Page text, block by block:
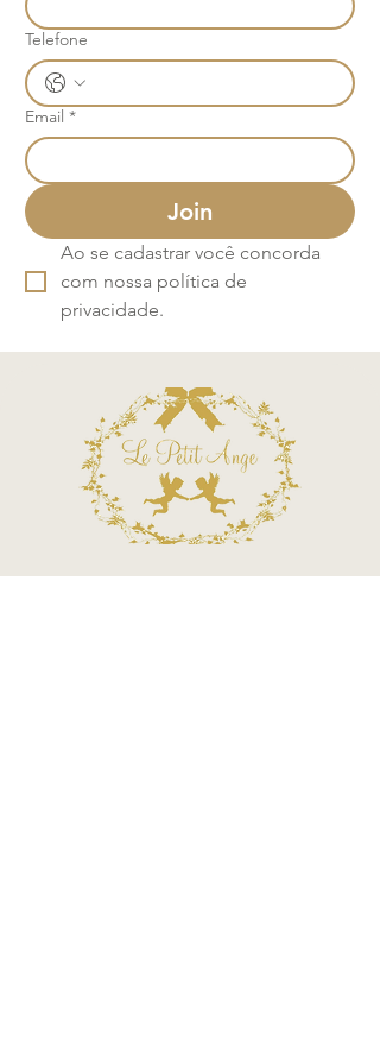
Telefone
Email *
Join
Ao se cadastrar você concorda
com nossa política de
privacidade.